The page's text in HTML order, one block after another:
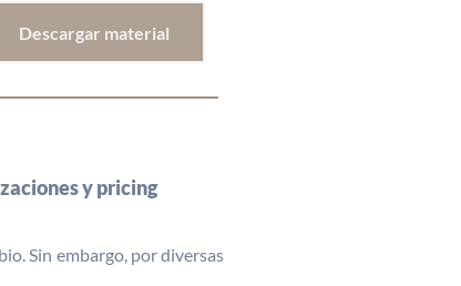
Descargar material
y pricing
Sin embargo, por diversas